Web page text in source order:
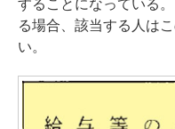
することになっている
る場合、該当する人は
い。